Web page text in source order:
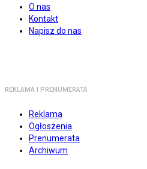
O nas
Kontakt
Napisz do nas
REKLAMA I PRENUMERATA
Reklama
Ogłoszenia
Prenumerata
Archiwum